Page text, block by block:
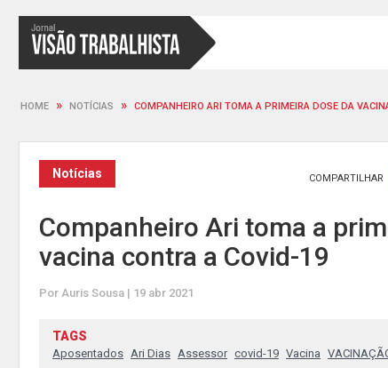
HOME » NOTÍCIAS » COMPANHEIRO ARI TOMA A PRIMEIRA DOSE DA
Notícias COMPARTILHAR
Companheiro Ari toma a
vacina contra a Covid-19
Por Auris Sousa | 19 abr 2021
TAGS
Aposentados Ari Dias Assessor covid-19 Vacina